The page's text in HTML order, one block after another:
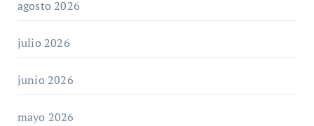
agosto 2026
julio 2026
junio 2026
mayo 2026